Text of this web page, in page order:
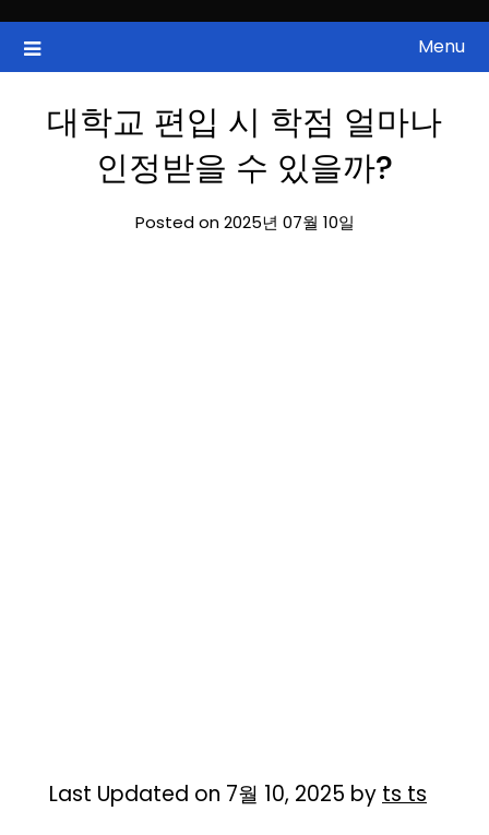
content
ZAN 주식정보
국내증시, 해외증시, 급등주, 낙폭과대, 골든크로스, 상한가, 하한가 등
의 주식 정보.
Menu
대학교 편입 시 학점 얼마나
인정받을 수 있을까?
Posted on 2025년 07월 10일
Last Updated on 7월 10, 2025 by ts ts